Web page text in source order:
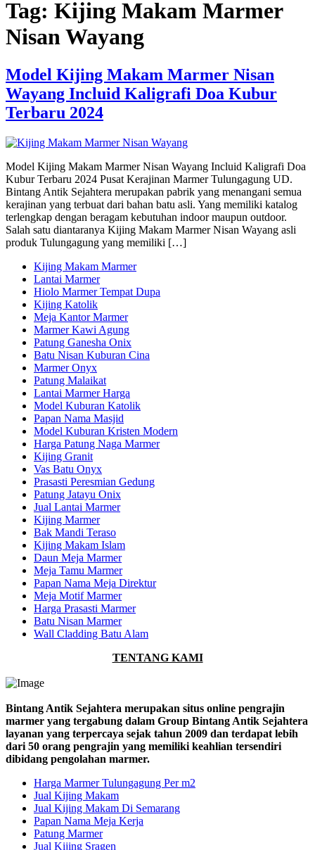
Tag: Kijing Makam Marmer
Nisan Wayang
Model Kijing Makam Marmer Nisan
Wayang Incluid Kaligrafi Doa Kubur
Terbaru 2024
Model Kijing Makam Marmer Nisan Wayang Incluid Kaligrafi Doa
Kubur Terbaru 2024 Pusat Kerajinan Marmer Tulungagung UD.
Bintang Antik Sejahtera merupakan pabrik yang menangani semua
kerajinan yang terbuat dari bahan batu asli. Yang memiliki katalog
terlengkap dengan beragam kebutuhan indoor maupun outdoor.
Salah satu diantaranya Kijing Makam Marmer Nisan Wayang asli
produk Tulungagung yang memiliki […]
Kijing Makam Marmer
Lantai Marmer
Hiolo Marmer Tempat Dupa
Kijing Katolik
Meja Kantor Marmer
Marmer Kawi Agung
Patung Ganesha Onix
Batu Nisan Kuburan Cina
Marmer Onyx
Patung Malaikat
Lantai Marmer Harga
Model Kuburan Katolik
Papan Nama Masjid
Model Kuburan Kristen Modern
Harga Patung Naga Marmer
Kijing Granit
Vas Batu Onyx
Prasasti Peresmian Gedung
Patung Jatayu Onix
Jual Lantai Marmer
Kijing Marmer
Bak Mandi Teraso
Kijing Makam Islam
Daun Meja Marmer
Meja Tamu Marmer
Papan Nama Meja Direktur
Meja Motif Marmer
Harga Prasasti Marmer
Batu Nisan Marmer
Wall Cladding Batu Alam
TENTANG KAMI
Bintang Antik Sejahtera merupakan situs online pengrajin
marmer yang tergabung dalam Group Bintang Antik Sejahtera
layanan yang terpercaya sejak tahun 2009 dan terdapat lebih
dari 50 orang pengrajin yang memiliki keahlian tersendiri
dibidang pengolahan marmer.
Harga Marmer Tulungagung Per m2
Jual Kijing Makam
Jual Kijing Makam Di Semarang
Papan Nama Meja Kerja
Patung Marmer
Jual Kijing Sragen